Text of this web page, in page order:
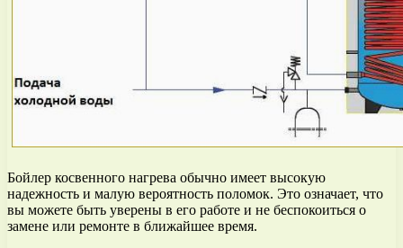
Бойлер косвенного нагрева обычно имеет высокую
надежность и малую вероятность поломок. Это означает, что
вы можете быть уверены в его работе и не беспокоиться о
замене или ремонте в ближайшее время.